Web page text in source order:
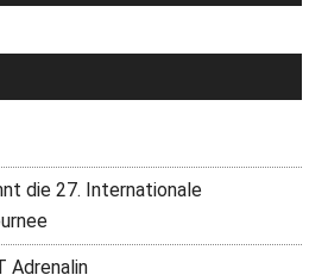
die 27. Internationale
Adrenalin